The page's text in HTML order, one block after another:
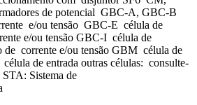
de potencial GBC-A, GBC-B
e/ou tensão GBC-E célula de
e/ou tensão GBC-I célula de
de corrente e/ou tensão GBM célula de
de entrada outras células: consulte-
Sistema de